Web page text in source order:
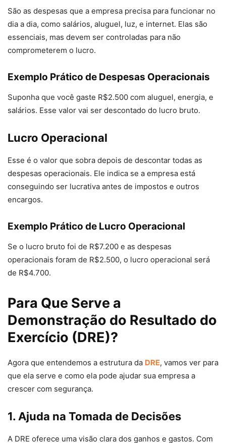
São as despesas que a empresa precisa para funcionar no
dia a dia, como salários, aluguel, luz, e internet. Elas são
essenciais, mas devem ser controladas para não
comprometerem o lucro.
Exemplo Prático de Despesas Operacionais
Suponha que você gaste R$2.500 com aluguel, energia, e
salários. Esse valor vai ser descontado do lucro bruto.
Lucro Operacional
Esse é o valor que sobra depois de descontar todas as
despesas operacionais. Ele indica se a empresa está
conseguindo ser lucrativa antes de impostos e outros
encargos.
Exemplo Prático de Lucro Operacional
Se o lucro bruto foi de R$7.200 e as despesas
operacionais foram de R$2.500, o lucro operacional será
de R$4.700.
Para Que Serve a
Demonstração do Resultado do
Exercício (DRE)?
Agora que entendemos a estrutura da DRE, vamos ver para
que ela serve e como ela pode ajudar sua empresa a
crescer com segurança.
1. Ajuda na Tomada de Decisões
A DRE oferece uma visão clara dos ganhos e gastos. Com